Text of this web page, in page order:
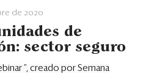
de 2020
de
sector seguro
”, creado por Semana